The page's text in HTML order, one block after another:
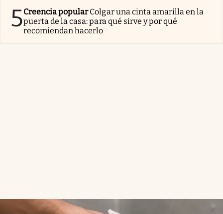
5Creencia popularColgar una cinta amarilla en la
puerta de la casa: para qué sirve y por qué
recomiendan hacerlo